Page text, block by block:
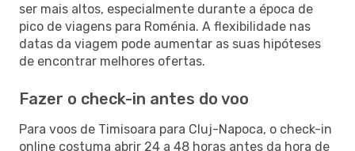
ser mais altos, especialmente durante a época de
pico de viagens para Roménia. A flexibilidade nas
datas da viagem pode aumentar as suas hipóteses
de encontrar melhores ofertas.
Fazer o check-in antes do voo
Para voos de Timisoara para Cluj-Napoca, o check-in
online costuma abrir 24 a 48 horas antes da hora de